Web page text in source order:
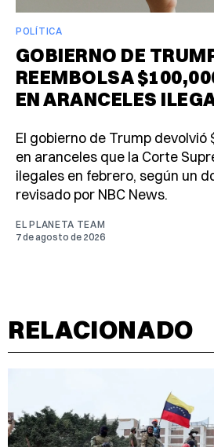
POLÍTICA
GOBIERNO DE
REEMBOLSA
EN ARANCELES
El gobierno de Trump devolvió
en aranceles que la Corte
ilegales en febrero, según un
revisado por NBC News.
EL PLANETA TEAM
7 de agosto de 2026
RELACIONADO